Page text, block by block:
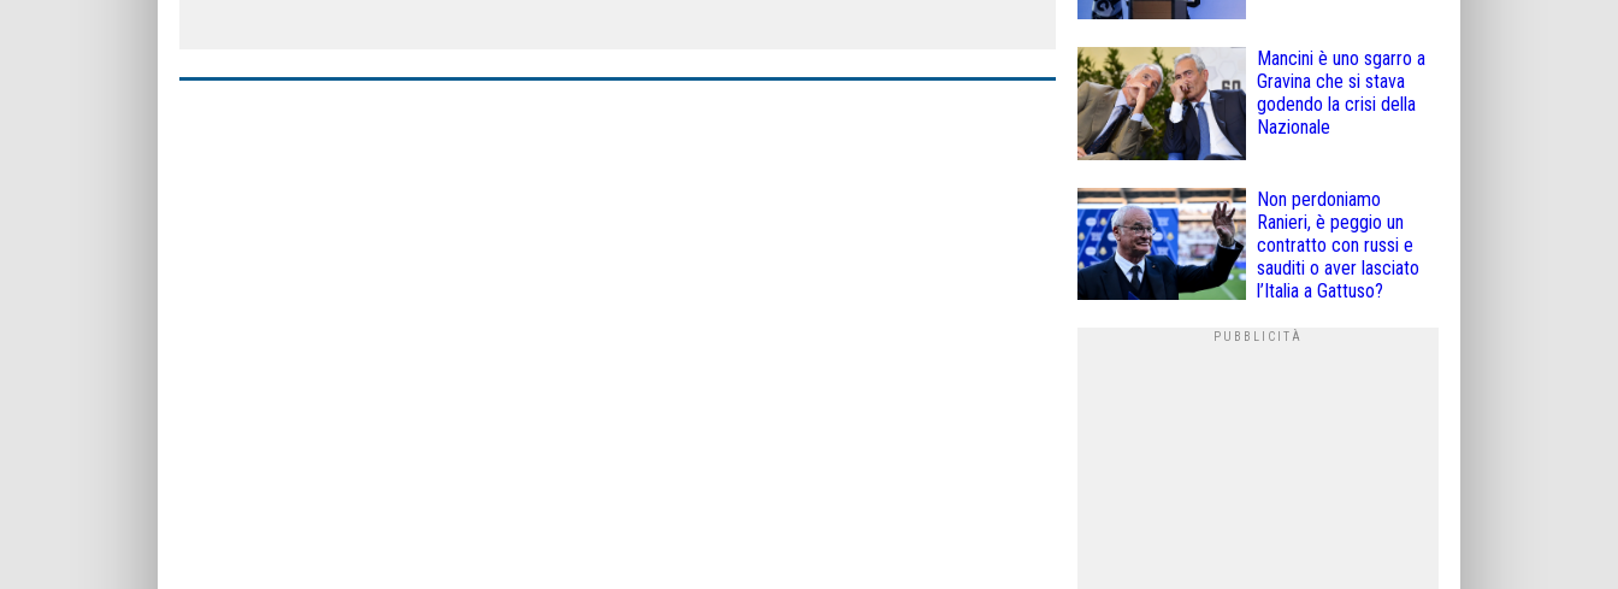
Mancini è uno sgarro a
Gravina che si stava
godendo la crisi della
Nazionale
Non perdoniamo
Ranieri, è peggio un
contratto con russi e
sauditi o aver lasciato
l’Italia a Gattuso?